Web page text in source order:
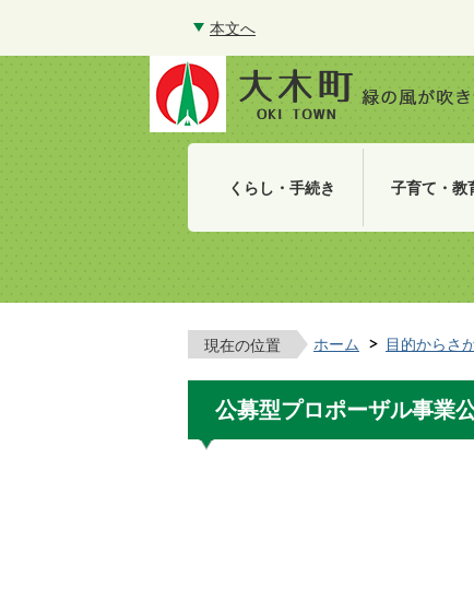
本文へ
くらし・手続き 子育て・教
現在の位置 ホーム 目的からさ
公募型プロポーザル事業